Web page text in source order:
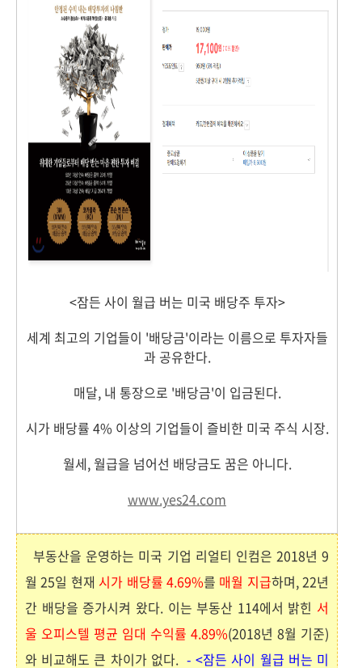
<잠든 사이 월급 버는 미국 배당주 투자>
세계 최고의 기업들이 '배당금'이라는 이름으로 투자자들
과 공유한다.
매달, 내 통장으로 '배당금'이 입금된다.
시가 배당률 4% 이상의 기업들이 즐비한 미국 주식 시장.
월세, 월급을 넘어선 배당금도 꿈은 아니다.
www.yes24.com
부동산을 운영하는 미국 기업 리얼티 인컴은 2018년 9
월 25일 현재 시가 배당률 4.69%를 매월 지급하며, 22년
간 배당을 증가시켜 왔다. 이는 부동산 114에서 밝힌 서
울 오피스텔 평균 임대 수익률 4.89%(2018년 8월 기준)
와 비교해도 큰 차이가 없다.- <잠든 사이 월급 버는 미